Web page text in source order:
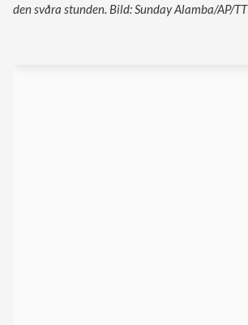
den svåra stunden. Bild: Sunday Alamba/AP/TT